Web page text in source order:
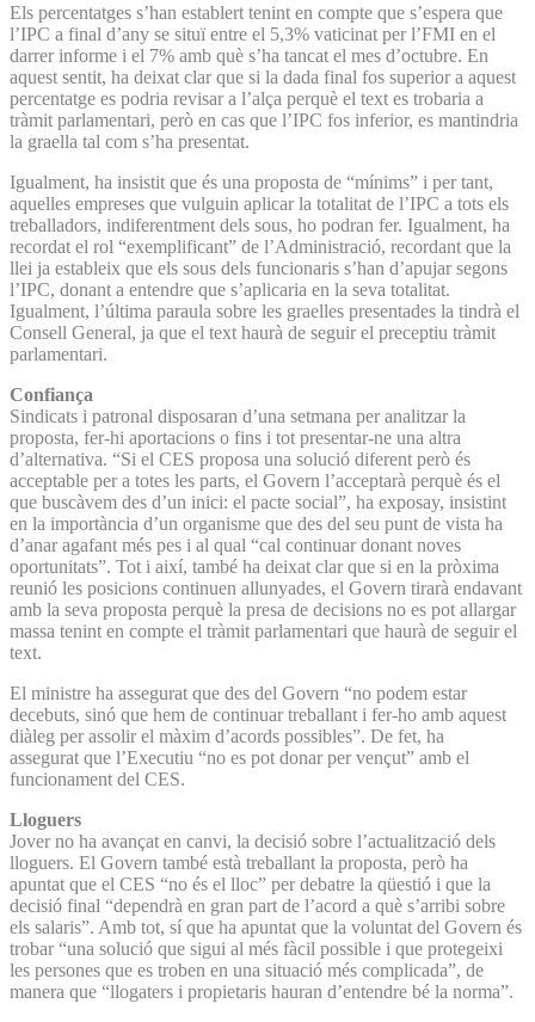
Els percentatges s’han establert tenint en compte que s’espera que
l’IPC a final d’any se situï entre el 5,3% vaticinat per l’FMI en el
darrer informe i el 7% amb què s’ha tancat el mes d’octubre. En
aquest sentit, ha deixat clar que si la dada final fos superior a aquest
percentatge es podria revisar a l’alça perquè el text es trobaria a
tràmit parlamentari, però en cas que l’IPC fos inferior, es mantindria
la graella tal com s’ha presentat.
Igualment, ha insistit que és una proposta de “mínims” i per tant,
aquelles empreses que vulguin aplicar la totalitat de l’IPC a tots els
treballadors, indiferentment dels sous, ho podran fer. Igualment, ha
recordat el rol “exemplificant” de l’Administració, recordant que la
llei ja estableix que els sous dels funcionaris s’han d’apujar segons
l’IPC, donant a entendre que s’aplicaria en la seva totalitat.
Igualment, l’última paraula sobre les graelles presentades la tindrà el
Consell General, ja que el text haurà de seguir el preceptiu tràmit
parlamentari.
Confiança
Sindicats i patronal disposaran d’una setmana per analitzar la
proposta, fer-hi aportacions o fins i tot presentar-ne una altra
d’alternativa. “Si el CES proposa una solució diferent però és
acceptable per a totes les parts, el Govern l’acceptarà perquè és el
que buscàvem des d’un inici: el pacte social”, ha exposay, insistint
en la importància d’un organisme que des del seu punt de vista ha
d’anar agafant més pes i al qual “cal continuar donant noves
oportunitats”. Tot i així, també ha deixat clar que si en la pròxima
reunió les posicions continuen allunyades, el Govern tirarà endavant
amb la seva proposta perquè la presa de decisions no es pot allargar
massa tenint en compte el tràmit parlamentari que haurà de seguir el
text.
El ministre ha assegurat que des del Govern “no podem estar
decebuts, sinó que hem de continuar treballant i fer-ho amb aquest
diàleg per assolir el màxim d’acords possibles”. De fet, ha
assegurat que l’Executiu “no es pot donar per vençut” amb el
funcionament del CES.
Lloguers
Jover no ha avançat en canvi, la decisió sobre l’actualització dels
lloguers. El Govern també està treballant la proposta, però ha
apuntat que el CES “no és el lloc” per debatre la qüestió i que la
decisió final “dependrà en gran part de l’acord a què s’arribi sobre
els salaris”. Amb tot, sí que ha apuntat que la voluntat del Govern és
trobar “una solució que sigui al més fàcil possible i que protegeixi
les persones que es troben en una situació més complicada”, de
manera que “llogaters i propietaris hauran d’entendre bé la norma”.